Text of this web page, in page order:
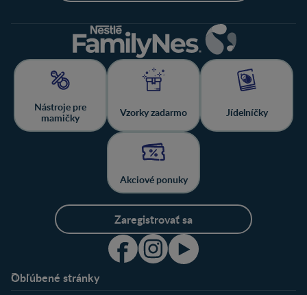
Nástroje pre
mamičky
Vzorky zadarmo Jídelníčky
Akciové ponuky
Zaregistrovať sa
Obľúbené stránky